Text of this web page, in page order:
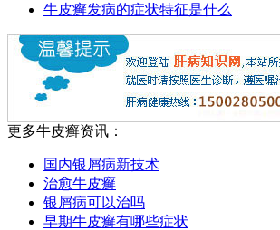
牛皮癣发病的症状特征是什么
更多牛皮癣资讯：
国内银屑病新技术
治愈牛皮癣
银屑病可以治吗
早期牛皮癣有哪些症状